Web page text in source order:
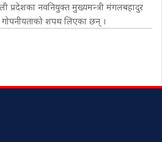
प्रदेशका नवनियुक्त मुख्यमन्त्री मंगलबहादुर
शपथ लिएका छन् ।